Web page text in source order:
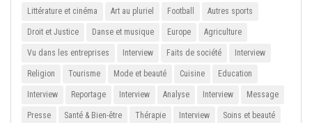
Littérature et cinéma Art au pluriel Football Autres sports
Droit et Justice Danse et musique Europe Agriculture
Vu dans les entreprises Interview Faits de société Interview
Religion Tourisme Mode et beauté Cuisine Education
Interview Reportage Interview Analyse Interview Message
Presse Santé & Bien-être Thérapie Interview Soins et beauté